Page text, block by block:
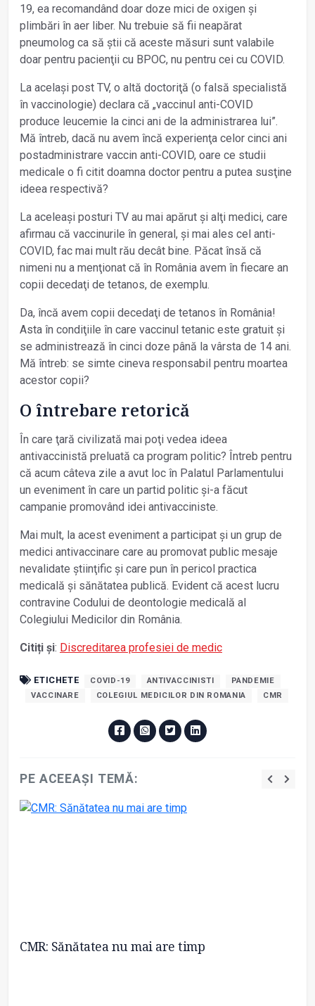
19, ea recomandând doar doze mici de oxigen și
plimbări în aer liber. Nu trebuie să fii neapărat
pneumolog ca să știi că aceste măsuri sunt valabile
doar pentru pacienţii cu BPOC, nu pentru cei cu COVID.
La același post TV, o altă doctoriţă (o falsă specialistă
în vaccinologie) declara că „vaccinul anti-COVID
produce leucemie la cinci ani de la administrarea lui”.
Mă întreb, dacă nu avem încă experienţa celor cinci ani
postadministrare vaccin anti-COVID, oare ce studii
medicale o fi citit doamna doctor pentru a putea susţine
ideea respectivă?
La aceleași posturi TV au mai apărut și alţi medici, care
afirmau că vaccinurile în general, și mai ales cel anti-
COVID, fac mai mult rău decât bine. Păcat însă că
nimeni nu a menţionat că în România avem în fiecare an
copii decedaţi de tetanos, de exemplu.
Da, încă avem copii decedaţi de tetanos în România!
Asta în condiţiile în care vaccinul tetanic este gratuit și
se administrează în cinci doze până la vârsta de 14 ani.
Mă întreb: se simte cineva responsabil pentru moartea
acestor copii?
O întrebare retorică
În care ţară civilizată mai poţi vedea ideea
antivaccinistă preluată ca program politic? Întreb pentru
că acum câteva zile a avut loc în Palatul Parlamentului
un eveniment în care un partid politic și-a făcut
campanie promovând idei antivacciniste.
Mai mult, la acest eveniment a participat și un grup de
medici antivaccinare care au promovat public mesaje
nevalidate știinţific și care pun în pericol practica
medicală și sănătatea publică. Evident că acest lucru
contravine Codului de deontologie medicală al
Colegiului Medicilor din România.
Citiți și: Discreditarea profesiei de medic
ETICHETE COVID-19 ANTIVACCINISTI
PANDEMIE
VACCINARE
COLEGIUL MEDICILOR DIN ROMANIA CMR
PE ACEEAȘI TEMĂ:
CMR: Sănătatea nu mai are timp